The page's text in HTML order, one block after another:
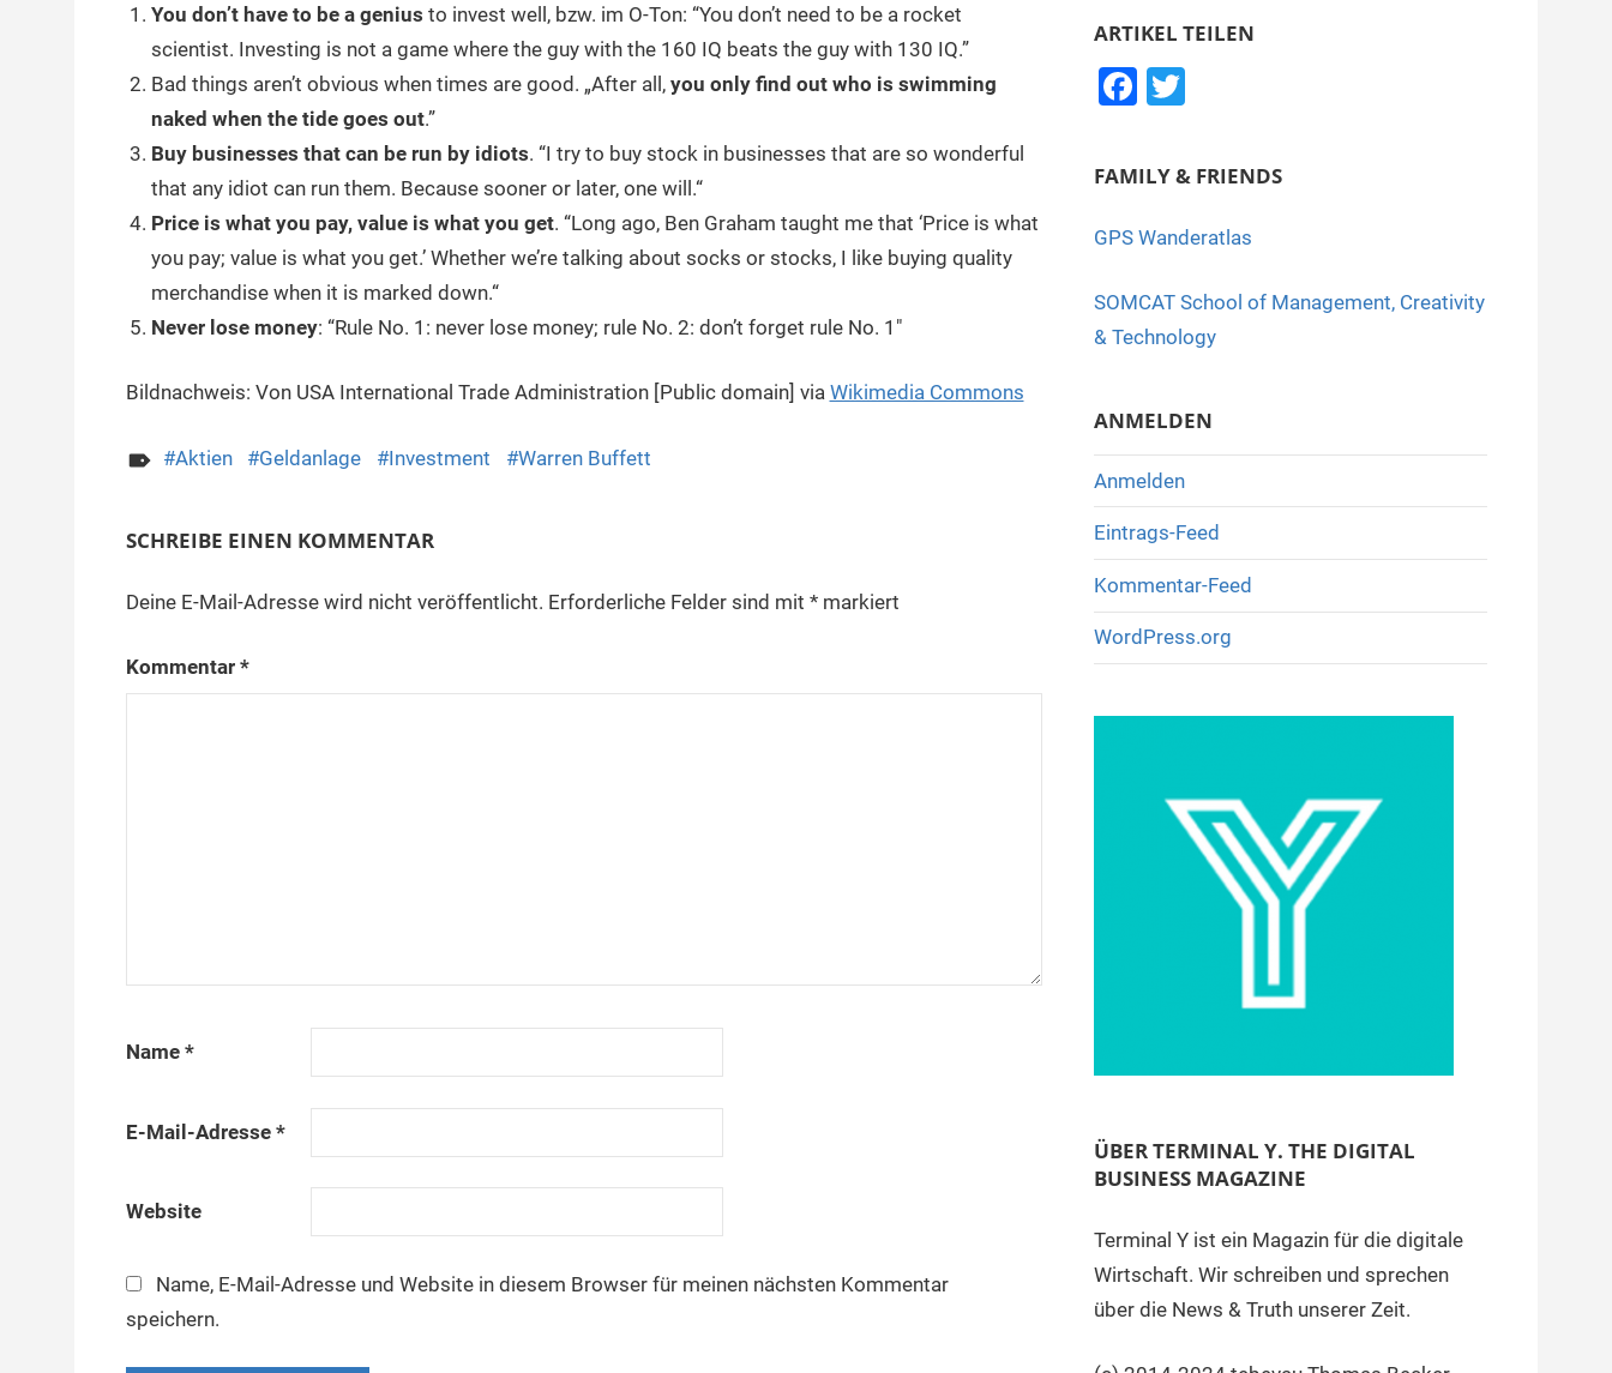
You don’t have to be a genius to invest well, bzw. im O-Ton: “You don’t need to be a rocket
scientist. Investing is not a game where the guy with the 160 IQ beats the guy with 130 IQ.”
Bad things aren’t obvious when times are good. „After all, you only find out who is swimming
naked when the tide goes out.”
Buy businesses that can be run by idiots. “I try to buy stock in businesses that are so wonderful
that any idiot can run them. Because sooner or later, one will.“
Price is what you pay, value is what you get. “Long ago, Ben Graham taught me that ‘Price is what
you pay; value is what you get.’ Whether we’re talking about socks or stocks, I like buying quality
merchandise when it is marked down.“
Never lose money: “Rule No. 1: never lose money; rule No. 2: don’t forget rule No. 1″
Bildnachweis: Von USA International Trade Administration [Public domain] via Wikimedia Commons
Aktien Geldanlage Investment Warren Buffett
SCHREIBE EINEN KOMMENTAR
Deine E-Mail-Adresse wird nicht veröffentlicht. Erforderliche Felder sind mit *markiert
Kommentar *
Name *
E-Mail-Adresse *
Website
Name, E-Mail-Adresse und Website in diesem Browser für meinen nächsten Kommentar
speichern.
ARTIKEL TEILEN
F
c
b
o
k
T
tt
FAMILY & FRIENDS
GPS Wanderatlas
SOMCAT School of Management, Creativity
& Technology
ANMELDEN
Anmelden
Eintrags-Feed
Kommentar-Feed
WordPress.org
ÜBER TERMINAL Y. THE DIGITAL
BUSINESS MAGAZINE
Terminal Y ist ein Magazin für die digitale
Wirtschaft. Wir schreiben und sprechen
über die News & Truth unserer Zeit.